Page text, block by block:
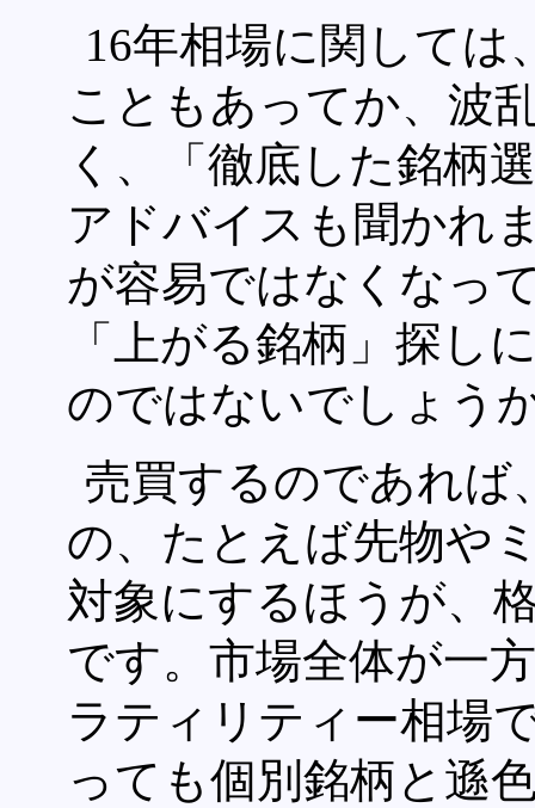
16年相場に関しては
こともあってか、波
く、「徹底した銘柄
アドバイスも聞かれ
が容易ではなくなっ
「上がる銘柄」探し
のではないでしょう
売買するのであれば
の、たとえば先物や
対象にするほうが、
です。市場全体が一
ラティリティー相場
っても個別銘柄と遜